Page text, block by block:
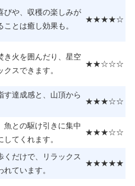
びや、収穫の楽しみが
とは癒し効果も。
★★★★☆
き火を囲んだり、星空
スできます。
★★☆☆☆
す達成感と、山頂から
★★★☆☆
魚との駆け引きに集中
てくれます。
★★★☆☆
くだけで、リラックス
ています。
★★★★★